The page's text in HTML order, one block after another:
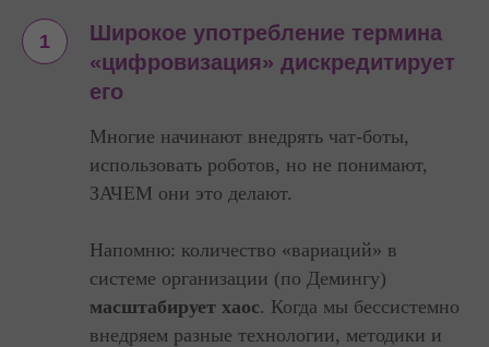
Широкое употребление термина
«цифровизация» дискредитирует
его
Многие начинают внедрять чат-боты,
использовать роботов, но не понимают,
ЗАЧЕМ они это делают.
Напомню: количество «вариаций» в
системе организации (по Демингу)
масштабирует хаос. Когда мы бессистемно
внедряем разные технологии, методики и